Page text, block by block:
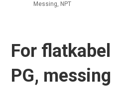
Messing, NPT
For flatkabel
PG, messing